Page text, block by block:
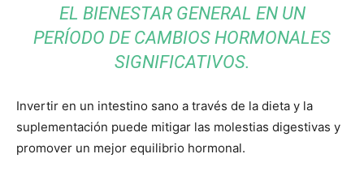
EL BIENESTAR GENERAL EN UN
PERÍODO DE CAMBIOS HORMONALES
SIGNIFICATIVOS.
Invertir en un intestino sano a través de la dieta y la
suplementación puede mitigar las molestias digestivas y
promover un mejor equilibrio hormonal.